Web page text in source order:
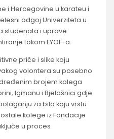
i Hercegovine u karateu i
odgoj Univerziteta u
studenata i uprave
tokom EYOF-a.
priče i slike koju
volontera su posebno
brojem kolega
Igmanu i Bjelašnici gdje
za bilo koju vrstu
kolege iz Fondacije
u proces